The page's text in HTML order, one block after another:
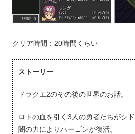
クリア時間：20時間くらい
ストーリー
ドラクエ2のその後の世界のお話。
ロトの血を引く3人の勇者たちがシ
闇の力によりハーゴンが復活。